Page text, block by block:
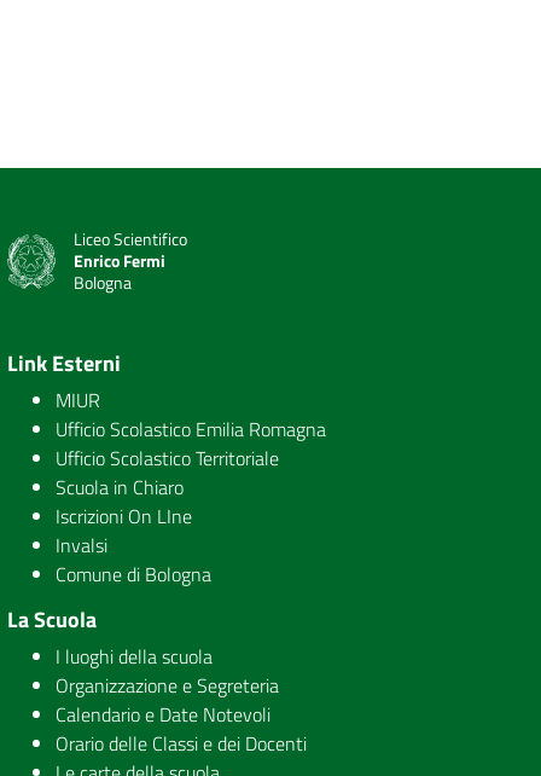
Liceo Scientifico
Enrico Fermi
Bologna
Link Esterni
MIUR
Ufficio Scolastico Emilia Romagna
Ufficio Scolastico Territoriale
Scuola in Chiaro
Iscrizioni On LIne
Invalsi
Comune di Bologna
La Scuola
I luoghi della scuola
Organizzazione e Segreteria
Calendario e Date Notevoli
Orario delle Classi e dei Docenti